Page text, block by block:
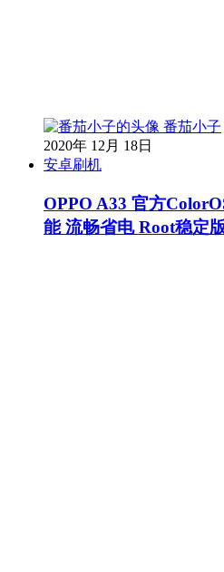
番茄小子
2020年 12月 18日
安卓刷机
OPPO A33 官方
能 流畅省电 Root稳定